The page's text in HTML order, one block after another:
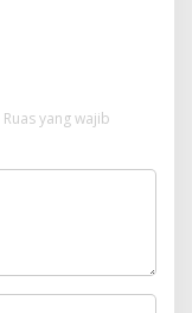
Ruas yang wajib